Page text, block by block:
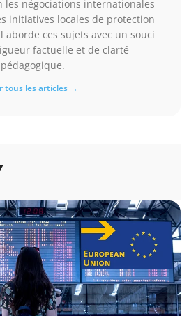
les négociations internationales
initiatives locales de protection
aborde ces sujets avec un souci
factuelle et de clarté
pédagogique.
tous les articles →